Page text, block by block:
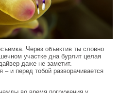
Через объектив ты словно
участке дна бурлит целая
даже не заметит.
и перед тобой разворачивается